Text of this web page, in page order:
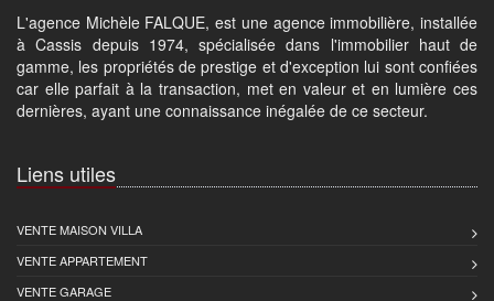
L'agence Michèle FALQUE, est une agence immobilière, installée
à Cassis depuis 1974, spécialisée dans l'immobilier haut de
gamme, les propriétés de prestige et d'exception lui sont confiées
car elle parfait à la transaction, met en valeur et en lumière ces
dernières, ayant une connaissance inégalée de ce secteur.
Liens utiles
VENTE MAISON VILLA
VENTE APPARTEMENT
VENTE GARAGE